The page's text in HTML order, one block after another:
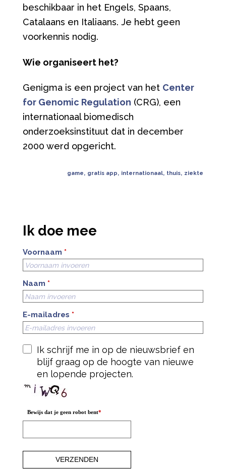
beschikbaar in het Engels, Spaans,
Catalaans en Italiaans. Je hebt geen
voorkennis nodig.
Wie organiseert het?
Genigma is een project van het Center
for Genomic Regulation (CRG), een
internationaal biomedisch
onderzoeksinstituut dat in december
2000 werd opgericht.
game, gratis app, internationaal, thuis, ziekte
Ik doe mee
Voornaam *
Naam *
E-mailadres *
Ik schrijf me in op de nieuwsbrief en
blijf graag op de hoogte van nieuwe
en lopende projecten.
Bewijs dat je geen robot bent*